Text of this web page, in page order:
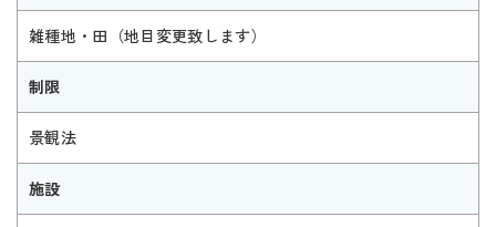
雑種地・田（地目変更致します）
制限
景観法
施設